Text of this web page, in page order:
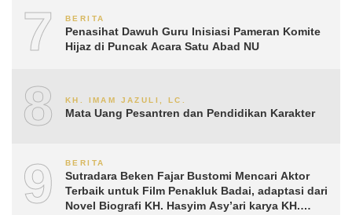
7 BERITA
Penasihat Dawuh Guru Inisiasi Pameran Komite
Hijaz di Puncak Acara Satu Abad NU
8 KH. IMAM JAZULI, LC.
Mata Uang Pesantren dan Pendidikan Karakter
9 BERITA
Sutradara Beken Fajar Bustomi Mencari Aktor
Terbaik untuk Film Penakluk Badai, adaptasi dari
Novel Biografi KH. Hasyim Asy’ari karya KH.